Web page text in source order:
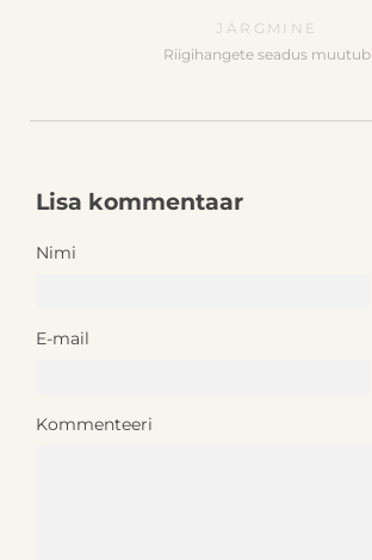
JÄRGMINE
Riigihangete seadus muutub
Lisa kommentaar
Nimi
E-mail
Kommenteeri